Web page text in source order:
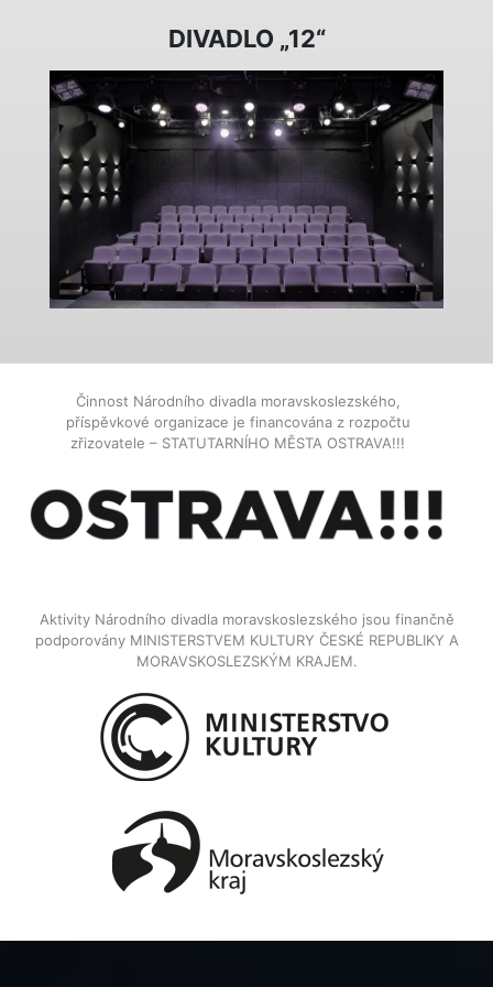
DIVADLO „12“
Činnost Národního divadla moravskoslezského,
příspěvkové organizace je financována z rozpočtu
zřizovatele – STATUTARNÍHO MĚSTA OSTRAVA!!!
Aktivity Národního divadla moravskoslezského jsou finančně
podporovány MINISTERSTVEM KULTURY ČESKÉ REPUBLIKY A
MORAVSKOSLEZSKÝM KRAJEM.